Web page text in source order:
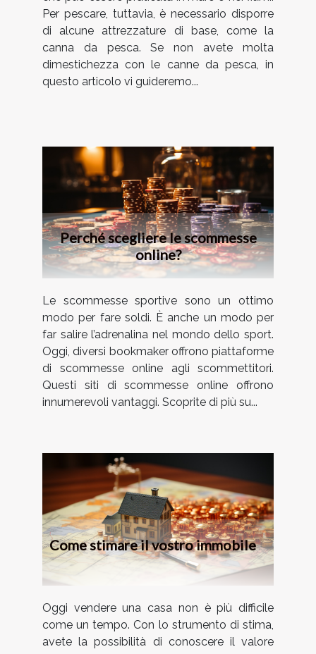
Per pescare, tuttavia, è necessario disporre
di alcune attrezzature di base, come la
canna da pesca. Se non avete molta
dimestichezza con le canne da pesca, in
questo articolo vi guideremo...
Perché scegliere le scommesse
online?
Le scommesse sportive sono un ottimo
modo per fare soldi. È anche un modo per
far salire l’adrenalina nel mondo dello sport.
Oggi, diversi bookmaker offrono piattaforme
di scommesse online agli scommettitori.
Questi siti di scommesse online offrono
innumerevoli vantaggi. Scoprite di più su...
Come stimare il vostro immobile
Oggi vendere una casa non è più difficile
come un tempo. Con lo strumento di stima,
avete la possibilità di conoscere il valore